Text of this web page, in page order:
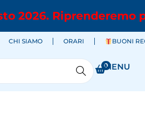
2026. Riprenderemo
CHI SIAMO ORARI BUONI
Cerca
0
MENU